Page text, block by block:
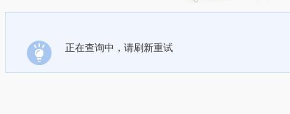
正在查询中，请刷新重试